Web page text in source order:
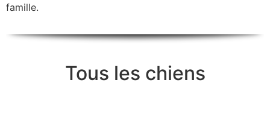
famille.
Tous les chiens